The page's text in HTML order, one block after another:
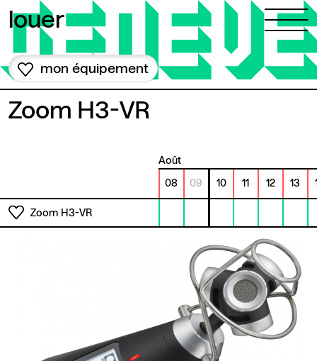
louer
mon équipement
Zoom H3-VR
août
08 09 10 11 12 13
Zoom H3-VR